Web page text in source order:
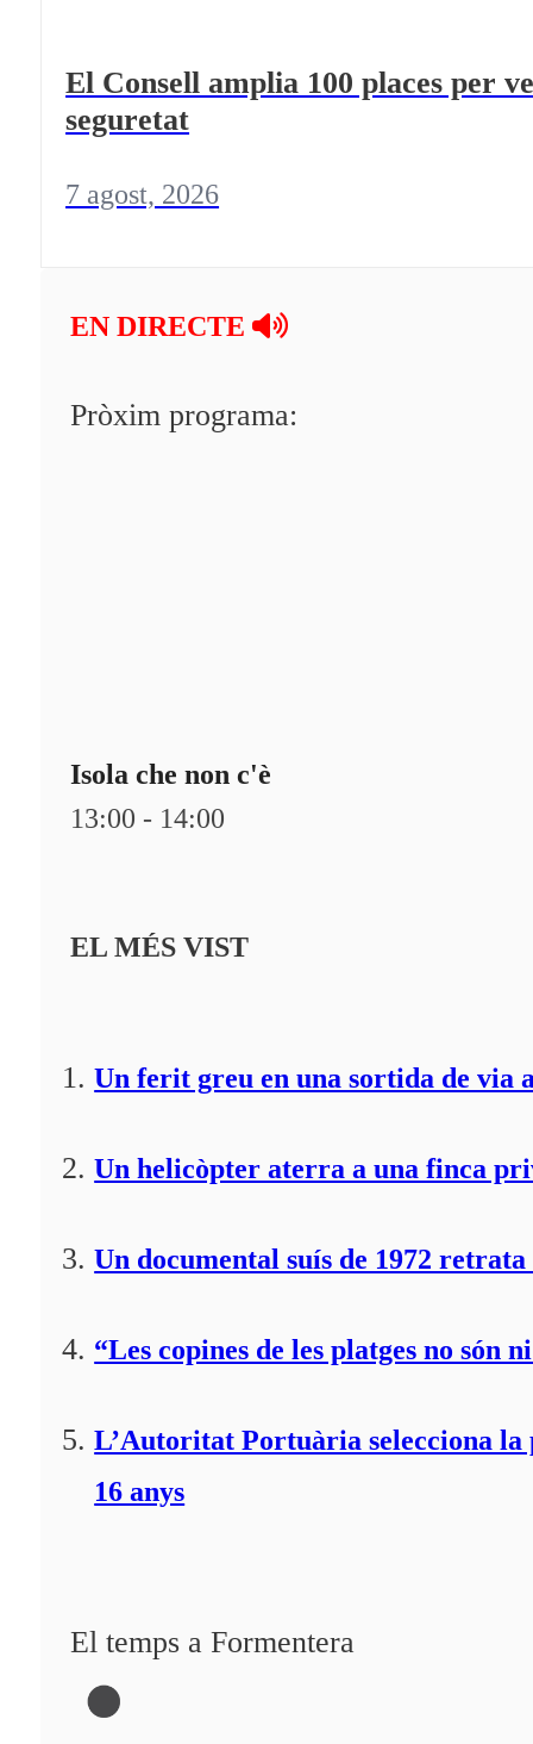
El Consell amplia 100 places per
seguretat
7 agost, 2026
EN DIRECTE
Pròxim programa:
Isola che non c'è
13:00 - 14:00
EL MÉS VIST
Un ferit greu en una sortida de via
Un helicòpter aterra a una finca
Un documental suís de 1972
“Les copines de les platges no
L’Autoritat Portuària selecciona
16 anys
El temps a Formentera